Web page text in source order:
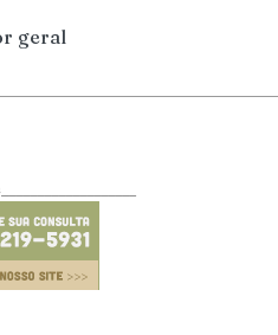
geral